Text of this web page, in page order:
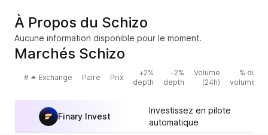
À Propos du Schizo
Aucune information disponible pour le moment.
Marchés Schizo
# Exchange Paire Prix
+2%
depth
-2%
depth
Volume
(24h)
% du
volume
Finary Invest
Investissez en pilote
automatique